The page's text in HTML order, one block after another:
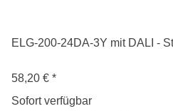
ELG-200-24DA-3Y mit DALI -
58,20 € *
Sofort verfügbar